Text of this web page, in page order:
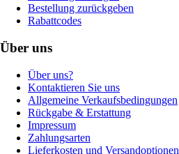
Bestellung zurückgeben
Rabattcodes
Über uns
Über uns?
Kontaktieren Sie uns
Allgemeine Verkaufsbedingungen
Rückgabe & Erstattung
Impressum
Zahlungsarten
Lieferkosten und Versandoptionen